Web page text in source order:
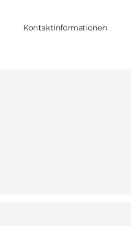
Kontaktinformationen